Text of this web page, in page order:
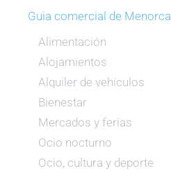
Guia comercial de Menorca
Alimentación
Alojamientos
Alquiler de vehículos
Bienestar
Mercados y ferias
Ocio nocturno
Ocio, cultura y deporte